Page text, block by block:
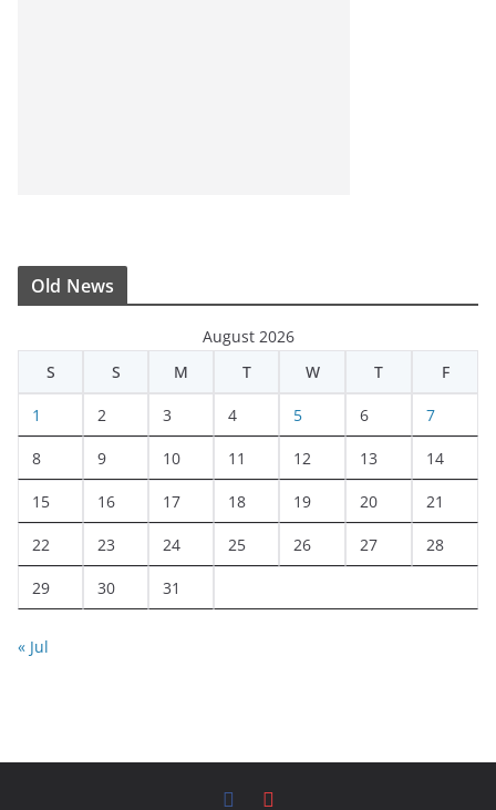
Old News
August 2026
S
S M T W T F
1 2 3 4 5 6 7
8 9 10 11 12 13 14
15 16 17 18 19 20 21
22 23 24 25 26 27 28
29 30 31
« Jul